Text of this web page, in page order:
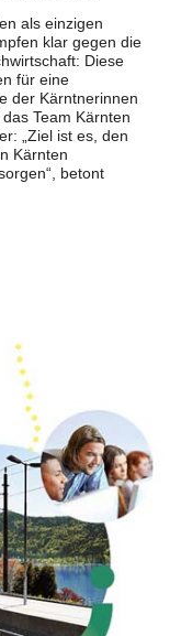
als einzigen
klar gegen die
Diese
für eine
der Kärntnerinnen
Team Kärnten
„Ziel ist es, den
Kärnten
betont